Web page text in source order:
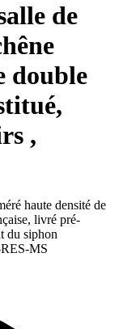
de
double
,
haute densité de
livré pré-
du siphon
MS